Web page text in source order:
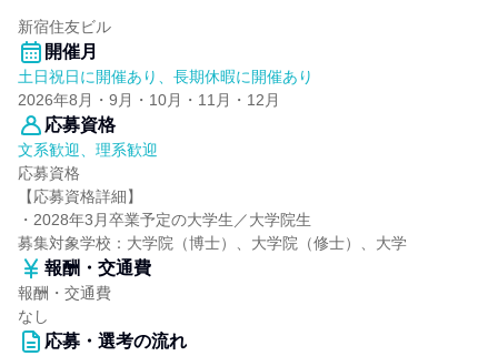
新宿住友ビル
開催月
土日祝日に開催あり、長期休暇に開催あり
2026年8月・9月・10月・11月・12月
応募資格
文系歓迎、理系歓迎
応募資格
【応募資格詳細】
・2028年3月卒業予定の大学生／大学院生
募集対象学校：大学院（博士）、大学院（修士）、大学
報酬・交通費
報酬・交通費
なし
応募・選考の流れ